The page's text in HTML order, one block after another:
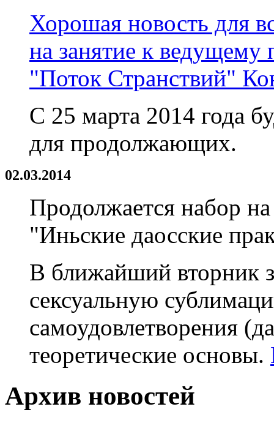
Хорошая новость для
на занятие к
"Поток Странствий"
С 25 марта 2014 года
для продолжающих.
02.03.2014
Продолжается набор
"Иньские даосские
В ближайший вторник
сексуальную
самоудовлетворения
теоретические основы.
Архив новостей